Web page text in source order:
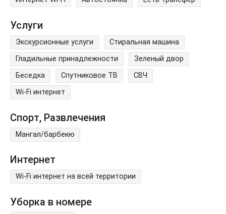
Услуги
Экскурсионные услуги
Стиральная машина
Гладильные принадлежности
Зеленый двор
Беседка
Спутниковое ТВ
СВЧ
Wi-Fi интернет
Спорт, Развлечения
Мангал/барбекю
Интернет
Wi-Fi интернет на всей территории
Уборка в номере